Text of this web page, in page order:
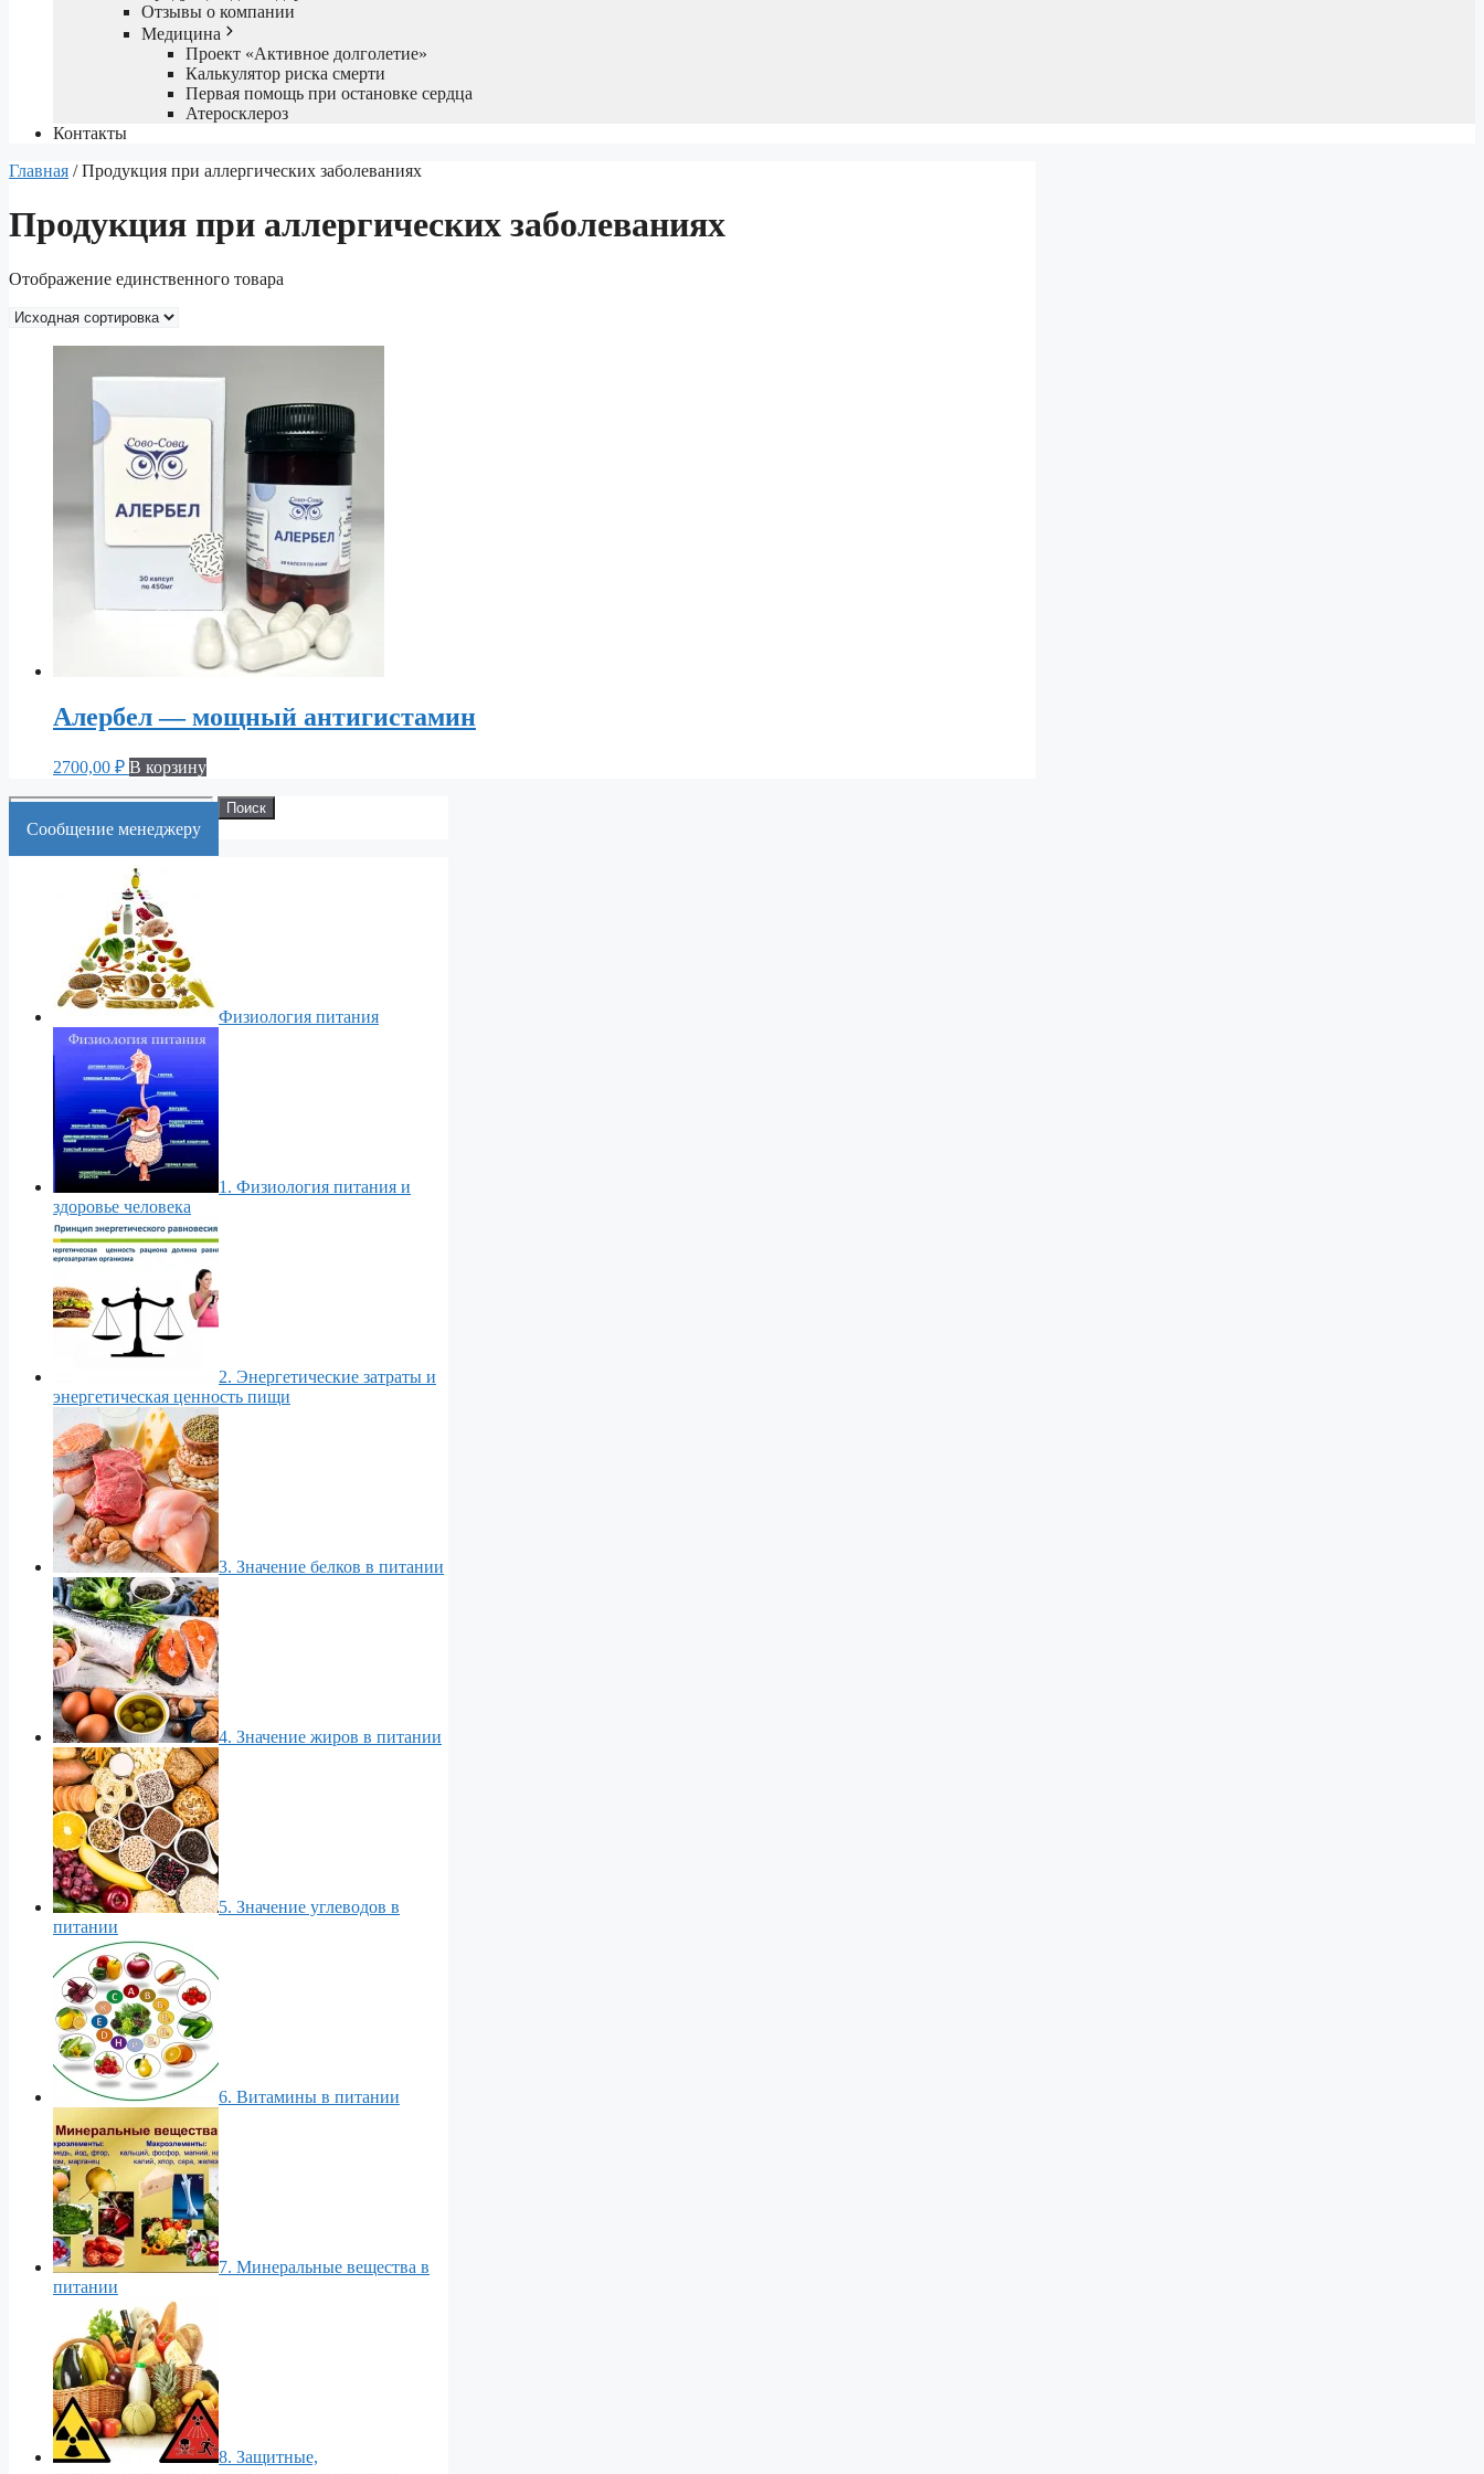
Отзывы о компании
Медицина
Проект «Активное долголетие»
Калькулятор риска смерти
Первая помощь при остановке сердца
Атеросклероз
Контакты
Главная / Продукция при аллергических заболеваниях
Продукция при аллергических заболеваниях
Отображение единственного товара
Алербел — мощный антигистамин
2700,00 ₽ В корзину
Искать:
Поиск
Cообщение менеджеру
Физиология питания
1. Физиология питания и
здоровье человека
2. Энергетические затраты и
энергетическая ценность пищи
3. Значение белков в питании
4. Значение жиров в питании
5. Значение углеводов в
питании
6. Витамины в питании
7. Минеральные вещества в
питании
8. Защитные,